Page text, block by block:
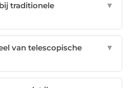
traditionele
▼
van telescopische
▼